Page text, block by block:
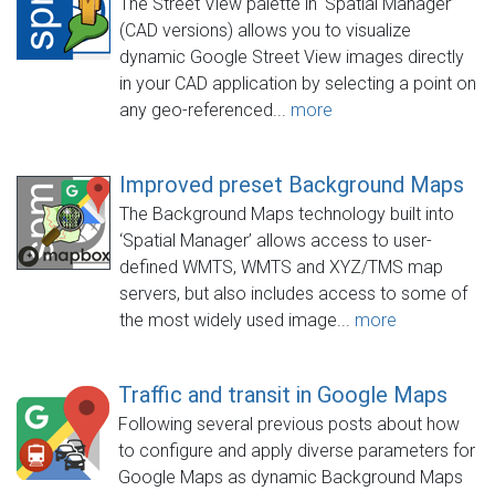
(CAD versions) allows you to visualize
dynamic Google Street View images directly
in your CAD application by selecting a point on
any geo-referenced... more
Improved preset Background Maps
The Background Maps technology built into
‘Spatial Manager’ allows access to user-
defined WMTS, WMTS and XYZ/TMS map
servers, but also includes access to some of
the most widely used image... more
Traffic and transit in Google Maps
Following several previous posts about how
to configure and apply diverse parameters for
Google Maps as dynamic Background Maps